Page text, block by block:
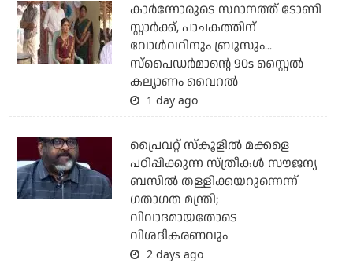
കാര്‍ന്നോരുടെ സ്ഥാനത്ത് ടോണി
സ്റ്റാര്‍ക്ക്, പാചകത്തിന്
വോള്‍വറിനും ബ്രൂസും...
സ്‌പൈഡര്‍മാന്റെ 90s സ്റ്റൈല്‍
കല്യാണം വൈറല്‍
1 day ago
പ്രൈവറ്റ് സ്‌കൂളില്‍ മക്കളെ
പഠിപ്പിക്കുന്ന സ്ത്രീകള്‍ സൗജന്യ
ബസില്‍ തള്ളിക്കയറുന്നെന്ന്
ഗതാഗത മന്ത്രി;
വിവാദമായതോടെ
വിശദീകരണവും
2 days ago